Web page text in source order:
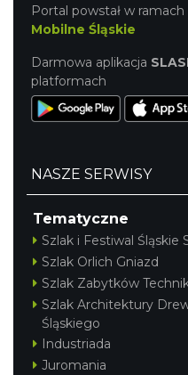
Portal powstał w
Mobilne Śląskie
Darmowa aplikacja
platformach
NASZE SERWISY
Tematyczne
Szlak i Festiwal Śląskie
Szlak Orlich Gniazd
Szlak Zabytków
Szlak Architektury
Śląskiego
Industriada
Juromania